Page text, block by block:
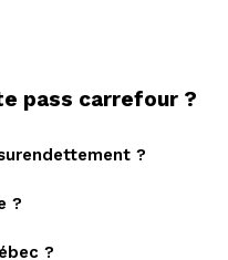
pass carrefour ?
?
?
?